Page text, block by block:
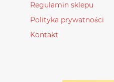
Regulamin sklepu
Polityka prywatności
Kontakt